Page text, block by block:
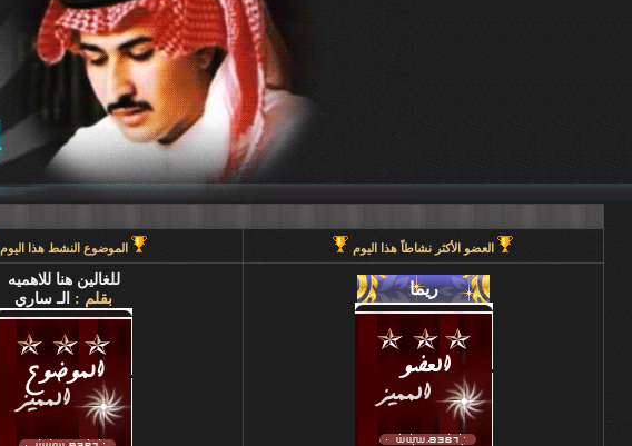
العضو الأكثر نشاطاً هذا اليوم الموضوع النشط هذا اليوم
للغالين هنا للاهميه
بقلم : الـ ساري